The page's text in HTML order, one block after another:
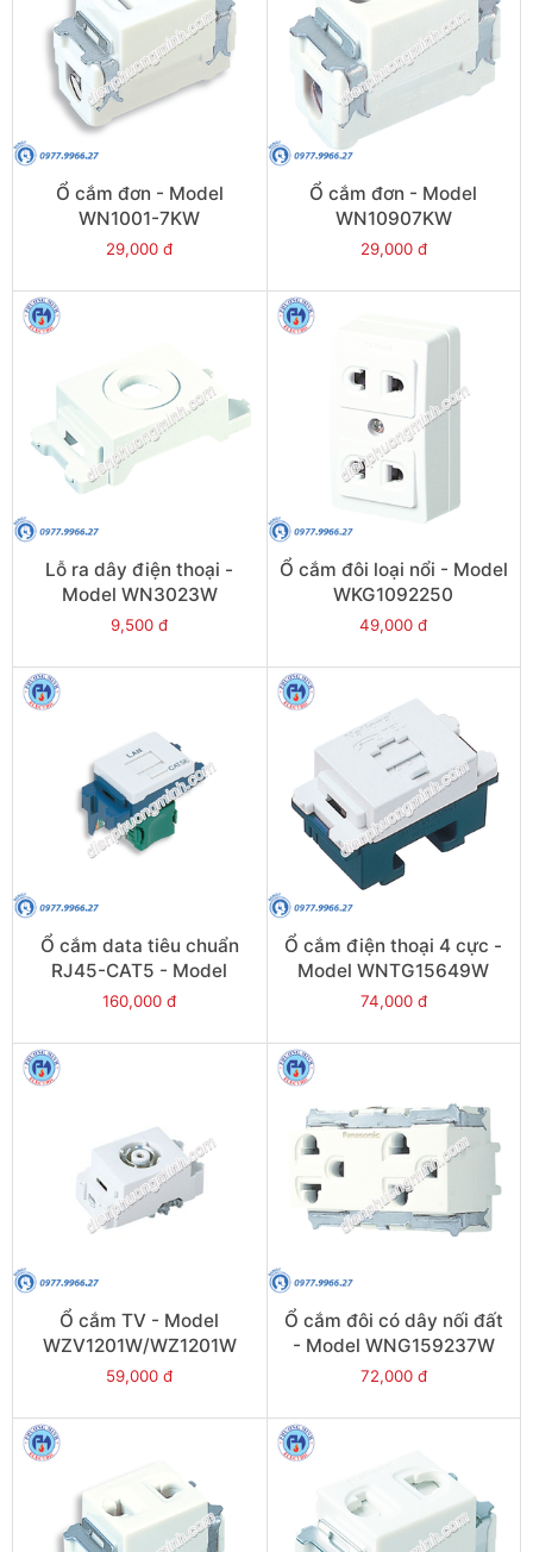
Ổ cắm đơn - Model
WN1001-7KW
29,000 đ
Ổ cắm đơn - Model
WN10907KW
29,000 đ
Lỗ ra dây điện thoại -
Model WN3023W
9,500 đ
Ổ cắm đôi loại nổi - Model
WKG1092250
49,000 đ
Ổ cắm data tiêu chuẩn
RJ45-CAT5 - Model
NRV3160W
160,000 đ
Ổ cắm điện thoại 4 cực -
Model WNTG15649W
74,000 đ
Ổ cắm TV - Model
WZV1201W/WZ1201W
59,000 đ
Ổ cắm đôi có dây nối đất
- Model WNG159237W
72,000 đ